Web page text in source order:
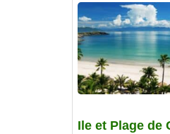
Ile et Plage de